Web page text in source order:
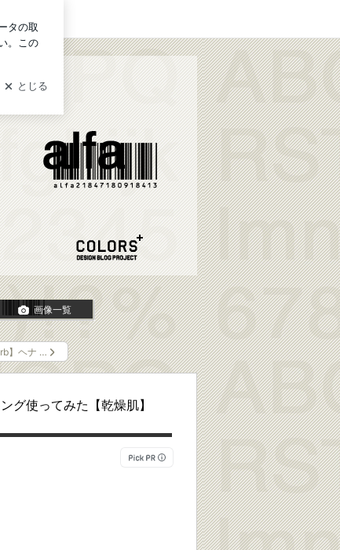
の試行錯誤録
画像一覧
】ヘナ …
グ使ってみた【乾燥肌】